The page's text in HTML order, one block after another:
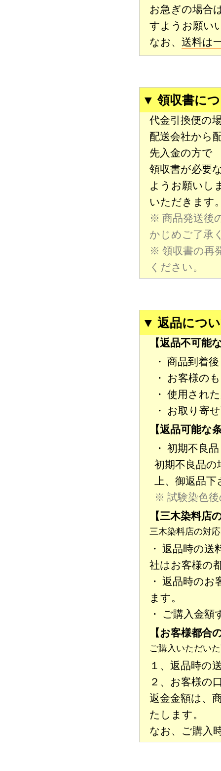
お急ぎの場合
すようお願い
なお、 送料は
▼ 領収書に
代金引換便の
配送会社から
先入金の方で
領収書が必要
ようお願いし
いただきます
※ 商品発送後
かじめご了承
※ 領収書の再
ください。
▼ 返品につ
【返品不可能
・ 商品到着
・ お客様の
・ 使用され
・ お取り寄
【返品可能な
・ 初期不良品
初期不良品の
上、御返品
※ 試験染色
【三木染料店
三木染料店の対
・ 返品時の
社はお客様の
・ 返品時の
ます。
・ ご購入金
【お客様都合
ご購入いただい
１、返品時の
２、お客様の
返金金額は、
たします。
なお、ご購入